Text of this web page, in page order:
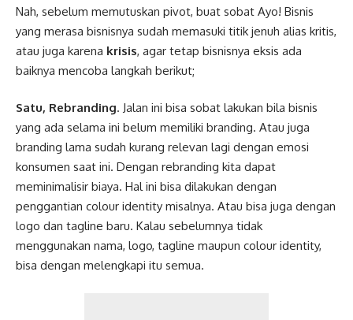
Nah, sebelum memutuskan pivot, buat sobat Ayo! Bisnis
yang merasa bisnisnya sudah memasuki titik jenuh alias kritis,
atau juga karena krisis, agar tetap bisnisnya eksis ada
baiknya mencoba langkah berikut;
Satu, Rebranding. Jalan ini bisa sobat lakukan bila bisnis
yang ada selama ini belum memiliki branding. Atau juga
branding lama sudah kurang relevan lagi dengan emosi
konsumen saat ini. Dengan rebranding kita dapat
meminimalisir biaya. Hal ini bisa dilakukan dengan
penggantian colour identity misalnya. Atau bisa juga dengan
logo dan tagline baru. Kalau sebelumnya tidak
menggunakan nama, logo, tagline maupun colour identity,
bisa dengan melengkapi itu semua.